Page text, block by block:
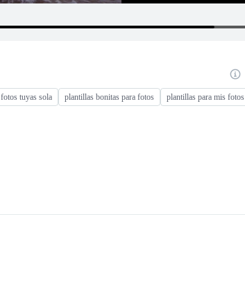
fotos tuyas sola plantillas bonitas para fotos plantillas para mis fotos